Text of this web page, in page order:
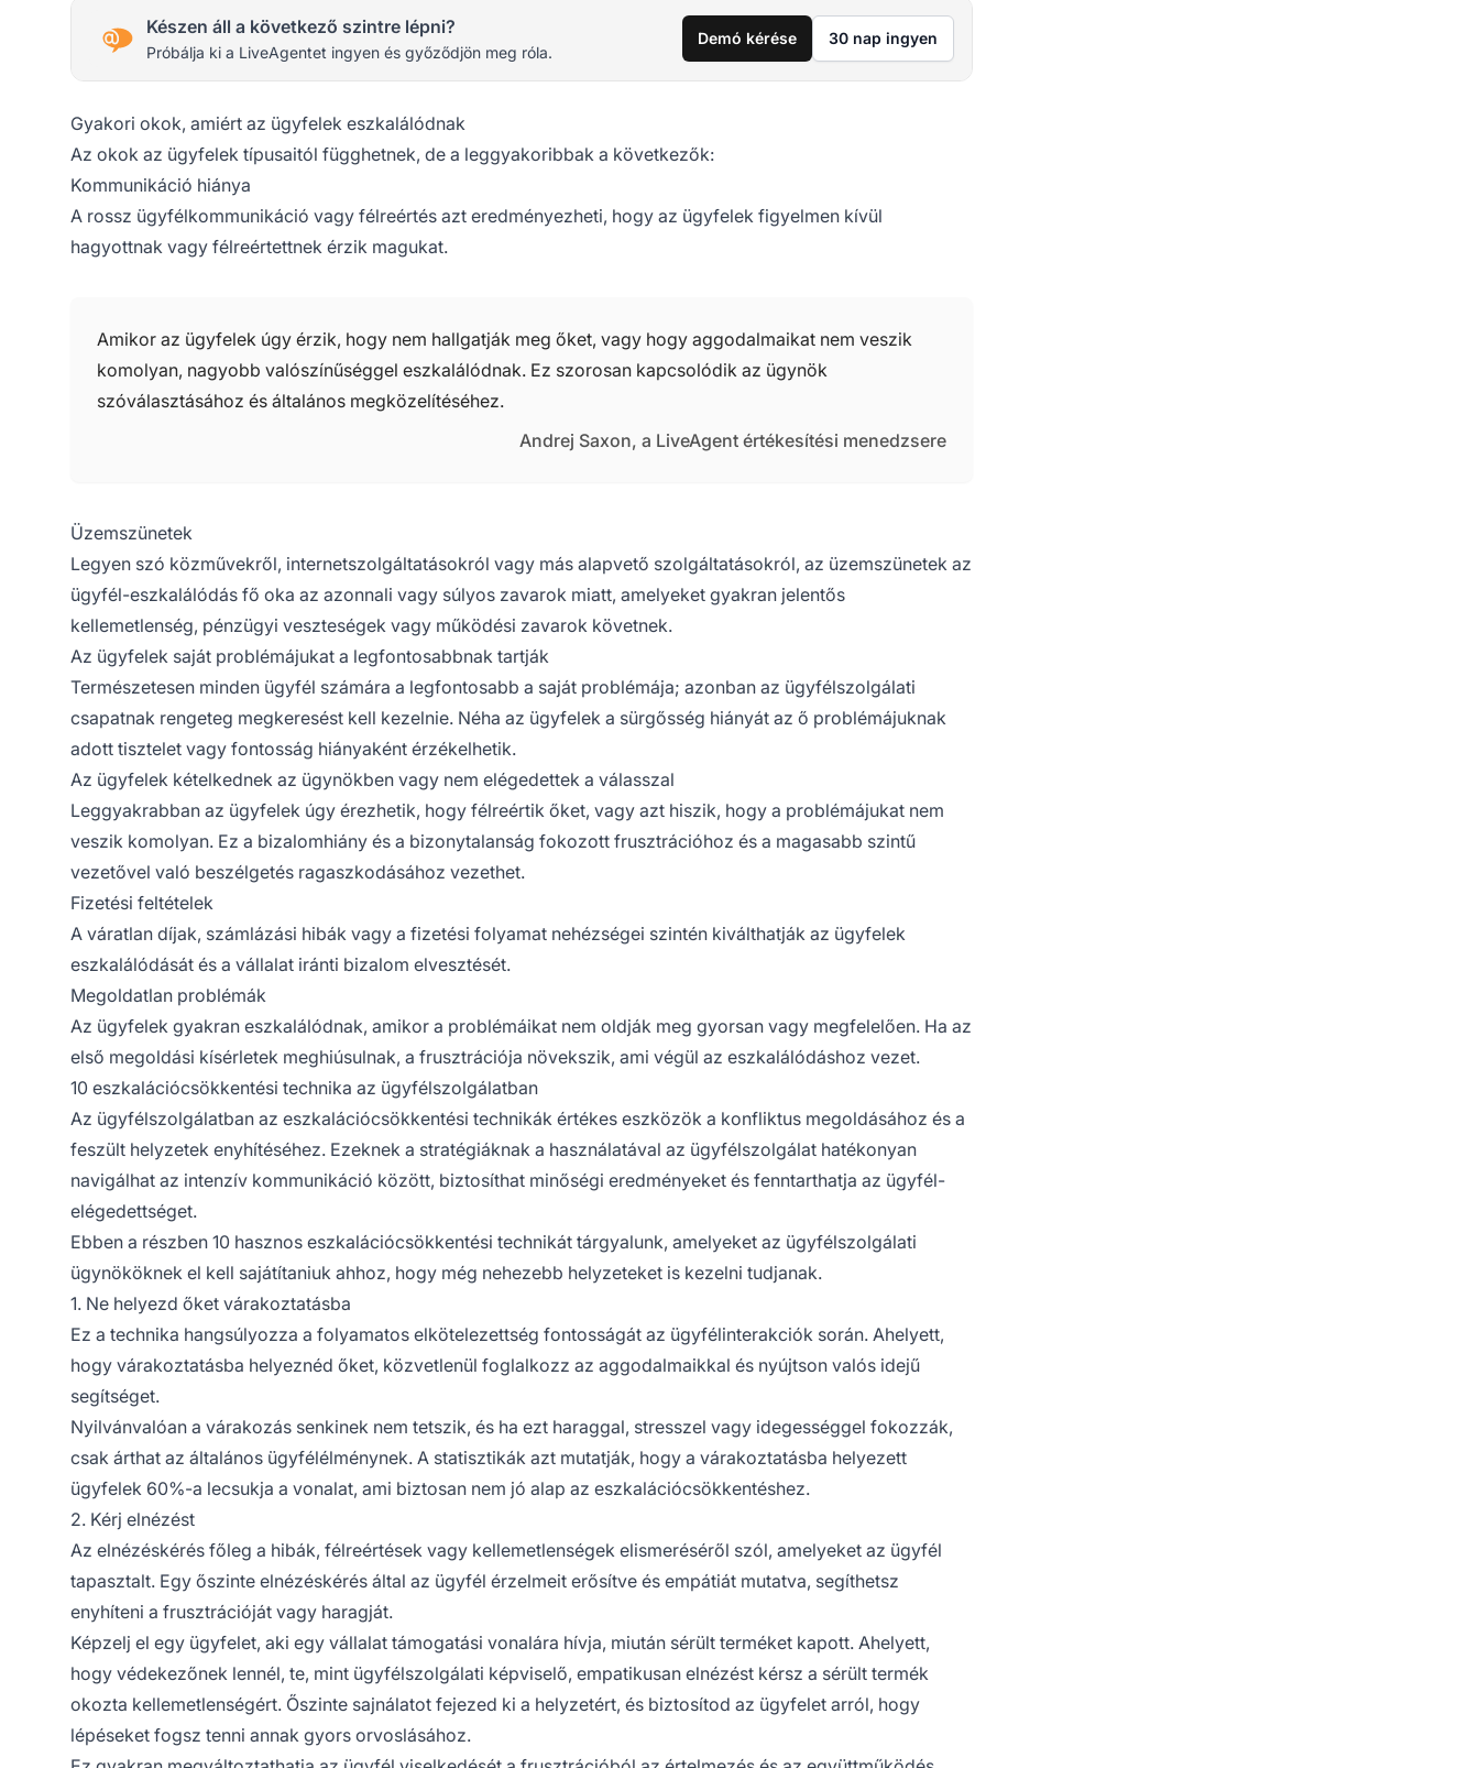
Készen áll a következő szintre lépni?
Próbálja ki a LiveAgentet ingyen és győződjön meg róla.
Demó kérése 30 nap ingyen
Gyakori okok, amiért az ügyfelek eszkalálódnak
Az okok az ügyfelek típusaitól függhetnek, de a leggyakoribbak a következők:
Kommunikáció hiánya
A rossz ügyfélkommunikáció vagy félreértés azt eredményezheti, hogy az ügyfelek figyelmen kívül
hagyottnak vagy félreértettnek érzik magukat.
Amikor az ügyfelek úgy érzik, hogy nem hallgatják meg őket, vagy hogy aggodalmaikat nem veszik
komolyan, nagyobb valószínűséggel eszkalálódnak. Ez szorosan kapcsolódik az ügynök
szóválasztásához és általános megközelítéséhez.
Andrej Saxon, a LiveAgent értékesítési menedzsere
Üzemszünetek
Legyen szó közművekről, internetszolgáltatásokról vagy más alapvető szolgáltatásokról, az üzemszünetek az
ügyfél-eszkalálódás fő oka az azonnali vagy súlyos zavarok miatt, amelyeket gyakran jelentős
kellemetlenség, pénzügyi veszteségek vagy működési zavarok követnek.
Az ügyfelek saját problémájukat a legfontosabbnak tartják
Természetesen minden ügyfél számára a legfontosabb a saját problémája; azonban az ügyfélszolgálati
csapatnak rengeteg megkeresést kell kezelnie. Néha az ügyfelek a sürgősség hiányát az ő problémájuknak
adott tisztelet vagy fontosság hiányaként érzékelhetik.
Az ügyfelek kételkednek az ügynökben vagy nem elégedettek a válasszal
Leggyakrabban az ügyfelek úgy érezhetik, hogy félreértik őket, vagy azt hiszik, hogy a problémájukat nem
veszik komolyan. Ez a bizalomhiány és a bizonytalanság fokozott frusztrációhoz és a magasabb szintű
vezetővel való beszélgetés ragaszkodásához vezethet.
Fizetési feltételek
A váratlan díjak, számlázási hibák vagy a fizetési folyamat nehézségei szintén kiválthatják az ügyfelek
eszkalálódását és a vállalat iránti bizalom elvesztését.
Megoldatlan problémák
Az ügyfelek gyakran eszkalálódnak, amikor a problémáikat nem oldják meg gyorsan vagy megfelelően. Ha az
első megoldási kísérletek meghiúsulnak, a frusztrációja növekszik, ami végül az eszkalálódáshoz vezet.
10 eszkalációcsökkentési technika az ügyfélszolgálatban
Az ügyfélszolgálatban az eszkalációcsökkentési technikák értékes eszközök a konfliktus megoldásához és a
feszült helyzetek enyhítéséhez. Ezeknek a stratégiáknak a használatával az ügyfélszolgálat hatékonyan
navigálhat az intenzív kommunikáció között, biztosíthat minőségi eredményeket és fenntarthatja az ügyfél-
elégedettséget.
Ebben a részben 10 hasznos eszkalációcsökkentési technikát tárgyalunk, amelyeket az ügyfélszolgálati
ügynököknek el kell sajátítaniuk ahhoz, hogy még nehezebb helyzeteket is kezelni tudjanak.
1. Ne helyezd őket várakoztatásba
Ez a technika hangsúlyozza a folyamatos elkötelezettség fontosságát az ügyfélinterakciók során. Ahelyett,
hogy várakoztatásba helyeznéd őket, közvetlenül foglalkozz az aggodalmaikkal és nyújtson valós idejű
segítséget.
Nyilvánvalóan a várakozás senkinek nem tetszik, és ha ezt haraggal, stresszel vagy idegességgel fokozzák,
csak árthat az általános ügyfélélménynek. A statisztikák azt mutatják, hogy a várakoztatásba helyezett
ügyfelek 60%-a lecsukja a vonalat, ami biztosan nem jó alap az eszkalációcsökkentéshez.
2. Kérj elnézést
Az elnézéskérés főleg a hibák, félreértések vagy kellemetlenségek elismeréséről szól, amelyeket az ügyfél
tapasztalt. Egy őszinte elnézéskérés által az ügyfél érzelmeit erősítve és empátiát mutatva, segíthetsz
enyhíteni a frusztrációját vagy haragját.
Képzelj el egy ügyfelet, aki egy vállalat támogatási vonalára hívja, miután sérült terméket kapott. Ahelyett,
hogy védekezőnek lennél, te, mint ügyfélszolgálati képviselő, empatikusan elnézést kérsz a sérült termék
okozta kellemetlenségért. Őszinte sajnálatot fejezed ki a helyzetért, és biztosítod az ügyfelet arról, hogy
lépéseket fogsz tenni annak gyors orvoslásához.